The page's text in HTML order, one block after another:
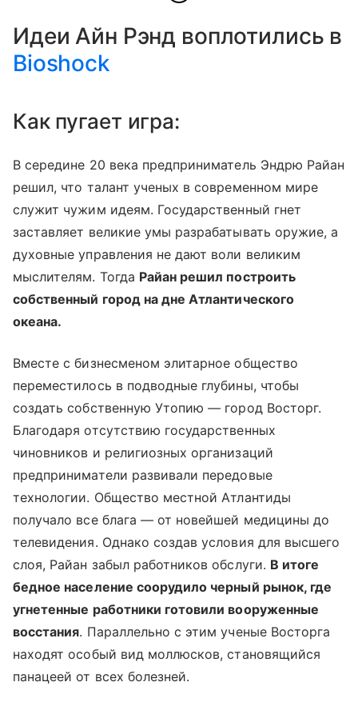
Идеи Айн Рэнд воплотились в
Bioshock
Как пугает игра:
В середине 20 века предприниматель Эндрю Райан
решил, что талант ученых в современном мире
служит чужим идеям. Государственный гнет
заставляет великие умы разрабатывать оружие, а
духовные управления не дают воли великим
мыслителям. Тогда Райан решил построить
собственный город на дне Атлантического
океана.
Вместе с бизнесменом элитарное общество
переместилось в подводные глубины, чтобы
создать собственную Утопию — город Восторг.
Благодаря отсутствию государственных
чиновников и религиозных организаций
предприниматели развивали передовые
технологии. Общество местной Атлантиды
получало все блага — от новейшей медицины до
телевидения. Однако создав условия для высшего
слоя, Райан забыл работников обслуги. В итоге
бедное население соорудило черный рынок, где
угнетенные работники готовили вооруженные
восстания. Параллельно с этим ученые Восторга
находят особый вид моллюсков, становящийся
панацеей от всех болезней.